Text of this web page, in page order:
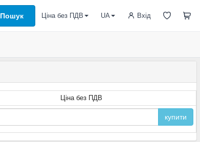
Пошук Вхід
Ціна без ПДВ UA
Ціна без ПДВ
купити